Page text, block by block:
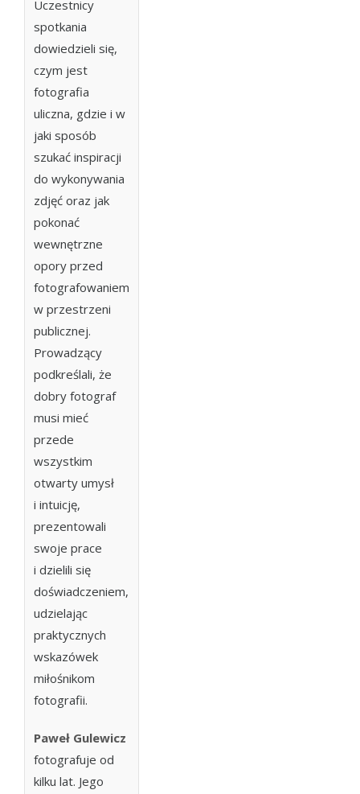
Uczestnicy
spotkania
dowiedzieli się,
czym jest
fotografia
uliczna, gdzie i w
jaki sposób
szukać inspiracji
do wykonywania
zdjęć oraz jak
pokonać
wewnętrzne
opory przed
fotografowaniem
w przestrzeni
publicznej.
Prowadzący
podkreślali, że
dobry fotograf
musi mieć
przede
wszystkim
otwarty umysł
i intuicję,
prezentowali
swoje prace
i dzielili się
doświadczeniem,
udzielając
praktycznych
wskazówek
miłośnikom
fotografii.
Paweł Gulewicz
fotografuje od
kilku lat. Jego